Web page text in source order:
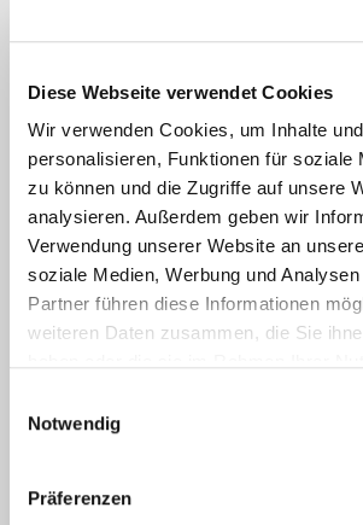
Diese Webseite verwendet Cookies
Wir verwenden Cookies, um Inhalte
personalisieren, Funktionen für soziale
zu können und die Zugriffe auf unsere
analysieren. Außerdem geben wir
Verwendung unserer Website an
soziale Medien, Werbung und
Partner führen diese Informationen
weiteren Daten zusammen, die Sie
Notwendig
Präferenzen
Lageplan & Anfahrt
Kontakt
Navigation
Tochtergesellschaften